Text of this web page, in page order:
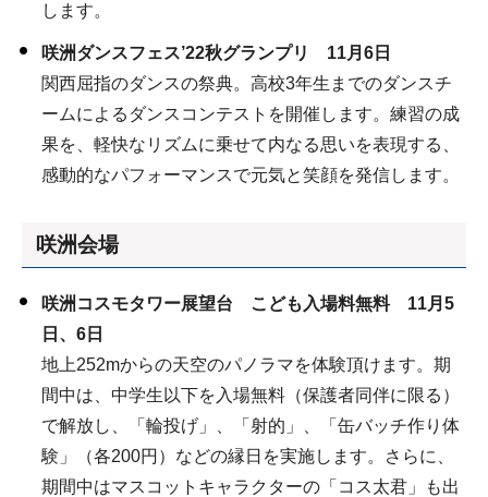
します。
咲洲ダンスフェス’22秋グランプリ 11月6日
関西屈指のダンスの祭典。高校3年生までのダンスチ
ームによるダンスコンテストを開催します。練習の成
果を、軽快なリズムに乗せて内なる思いを表現する、
感動的なパフォーマンスで元気と笑顔を発信します。
咲洲会場
咲洲コスモタワー展望台 こども入場料無料 11月5
日、6日
地上252mからの天空のパノラマを体験頂けます。期
間中は、中学生以下を入場無料（保護者同伴に限る）
で解放し、「輪投げ」、「射的」、「缶バッチ作り体
験」（各200円）などの縁日を実施します。さらに、
期間中はマスコットキャラクターの「コス太君」も出